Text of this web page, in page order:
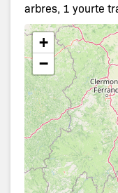
arbres, 1 yourte
+
−